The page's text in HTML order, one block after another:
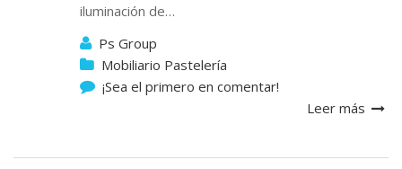
iluminación de…
Ps Group
Mobiliario Pastelería
¡Sea el primero en comentar!
Leer más